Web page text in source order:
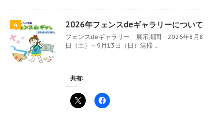
4 2026年フェンスdeギャラリーについて
フェンスdeギャラリー 展示期間 2026年8月8
日（土）～9月13日（日）清掃 ...
共有: